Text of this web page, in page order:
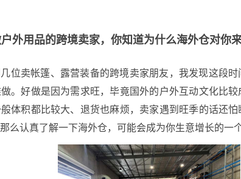
外用品的跨境卖家，你知道为什么海外仓对你
位卖帐篷、露营装备的跨境卖家朋友，我发现这段
。好做是因为需求旺，毕竟国外的户外互动文化比
体积都比较大、退货也麻烦，卖家遇到旺季的话还
么认真了解一下海外仓，可能会成为你生意增长的一